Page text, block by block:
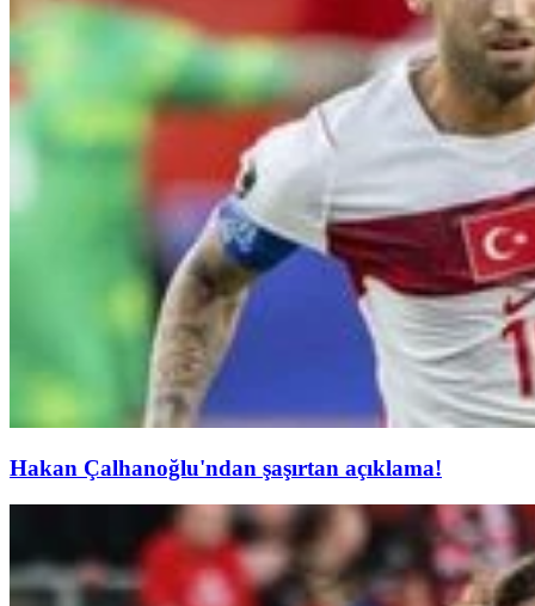
Hakan Çalhanoğlu'ndan şaşırtan açıklama!